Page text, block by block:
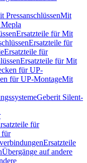
Mit
Ersatzteile für Mit
Ersatzteile für
Ersatzteile für
Ersatzteile für Mit
für UP-
für UP-MontageMit
Geberit Silent-
für
für
Ersatzteile
Übergänge auf andere